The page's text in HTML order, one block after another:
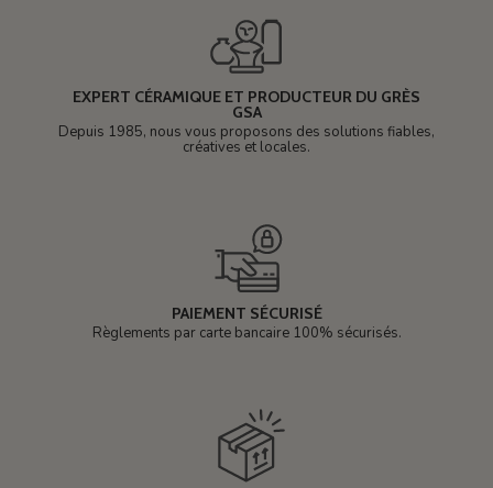
EXPERT CÉRAMIQUE ET PRODUCTEUR DU GRÈS
GSA
Depuis 1985, nous vous proposons des solutions fiables,
créatives et locales.
PAIEMENT SÉCURISÉ
Règlements par carte bancaire 100% sécurisés.